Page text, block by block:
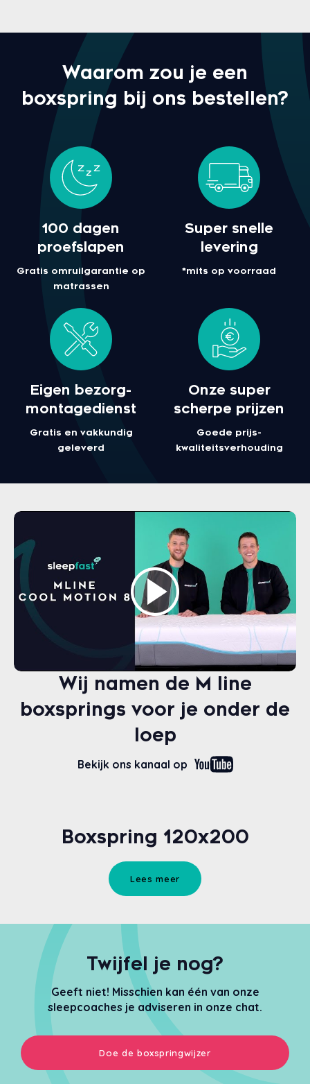
Waarom zou je een
boxspring bij ons bestellen?
100 dagen
proefslapen
Gratis omruilgarantie op
matrassen
Super snelle
levering
*mits op voorraad
Eigen bezorg-
montagedienst
Gratis en vakkundig
geleverd
Onze super
scherpe prijzen
Goede prijs-
kwaliteitsverhouding
Wij namen de M line
boxsprings voor je onder de
loep
Bekijk ons kanaal op
Boxspring 120x200
Lees meer
Twijfel je nog?
Geeft niet! Misschien kan één van onze
sleepcoaches je adviseren in onze chat.
Doe de boxspringwijzer